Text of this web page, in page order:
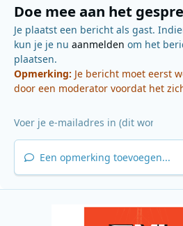
Doe mee aan het
Je plaatst een bericht als gast.
kun je je nu aanmelden om het
plaatsen.
Opmerking: Je bericht moet eerst
door een moderator voordat het
Een opmerking toevoegen...